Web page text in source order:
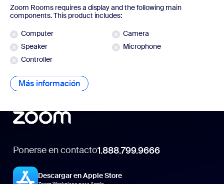
Zoom Rooms requires a display and the following main
components. This product includes:
Computer
Camera
Speaker
Microphone
Controller
Más información Más información
Ponerse en contacto1.888.799.9666
Descargar en Apple Store